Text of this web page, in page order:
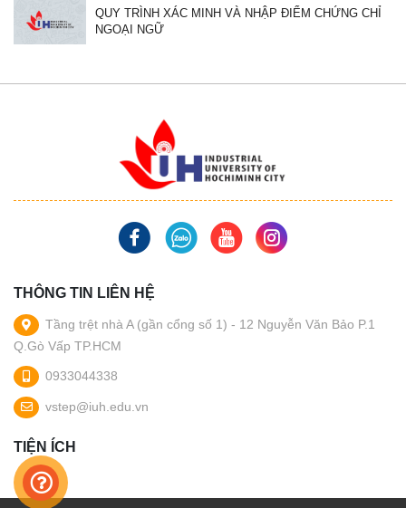
QUY TRÌNH XÁC MINH VÀ NHẬP ĐIỂM CHỨNG CHỈ
NGOẠI NGỮ
THÔNG TIN LIÊN HỆ
Tầng trệt nhà A (gần cổng số 1) - 12 Nguyễn Văn Bảo P.1
Q.Gò Vấp TP.HCM
0933044338
vstep@iuh.edu.vn
TIỆN ÍCH